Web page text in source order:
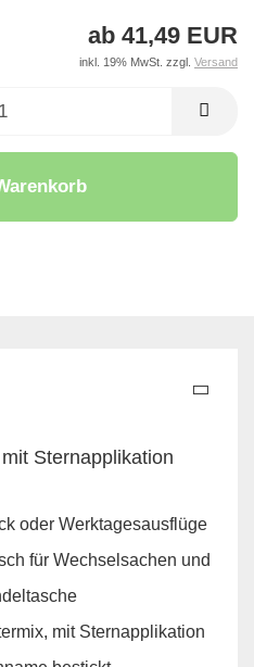
ab 41,49 EUR
inkl. 19% MwSt. zzgl. Versand
Sternapplikation
oder Werktagesausflüge
für Wechselsachen und
mit Sternapplikation